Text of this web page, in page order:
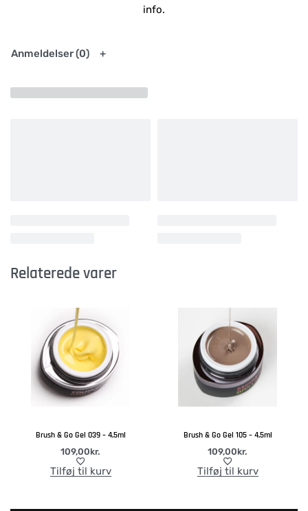
info.
Anmeldelser (0)
Relaterede varer
Brush & Go Gel 039 – 4,5ml
109,00kr.
Tilføj til kurv
Brush & Go Gel 105 – 4,5ml
109,00kr.
Tilføj til kurv